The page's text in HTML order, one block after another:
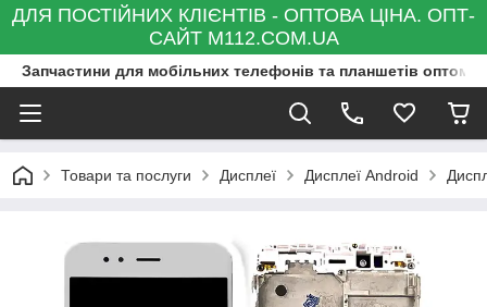
ДЛЯ ПОСТІЙНИХ КЛІЄНТІВ - ОПТОВА ЦІНА. ОПТ-
САЙТ M112.COM.UA
Запчастини для мобільних телефонів та планшетів оптом
Товари та послуги Дисплеї Дисплеї Android